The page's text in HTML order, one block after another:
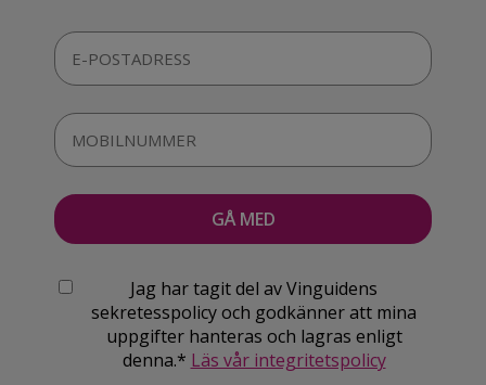
Jag har tagit del av Vinguidens
sekretesspolicy och godkänner att mina
uppgifter hanteras och lagras enligt
denna.* Läs vår integritetspolicy